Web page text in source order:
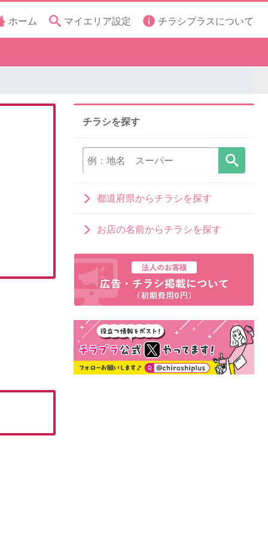
ホーム マイエリア設定 チラシプラスについて
チラシを探す
都道府県からチラシを探す
お店の名前からチラシを探す